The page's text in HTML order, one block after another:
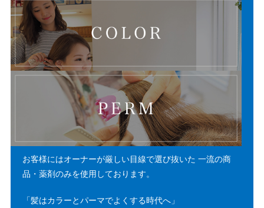
お客様にはオーナーが厳しい目線で選び抜いた 一流の商
品・薬剤のみを使用しております。
「髪はカラーとパーマでよくする時代へ」